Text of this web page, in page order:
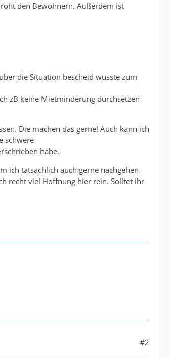
den Bewohnern. Außerdem ist
die Situation bescheid wusste zum
zB keine Mietminderung durchsetzen
Die machen das gerne! Auch kann ich
schwere
habe.
ich tatsächlich auch gerne nachgehen
recht viel Hoffnung hier rein. Solltet ihr
#2